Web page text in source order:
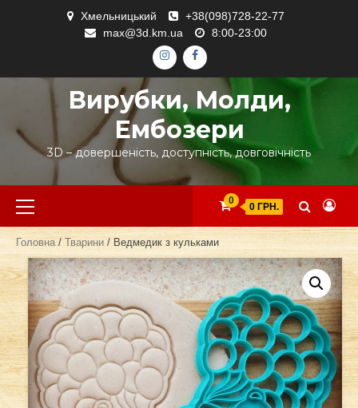
Хмельницький
+38(098)728-22-77
max@3d.km.ua
8:00-23:00
ІНСТАГРАМ
ФЕЙСБУК
Вирубки, Молди,
Ембозери
3D – довершеність, доступність, довговічність
Primary
Menu
0
0 ГРН.
Головна/Тварини/ Ведмедик з кульками